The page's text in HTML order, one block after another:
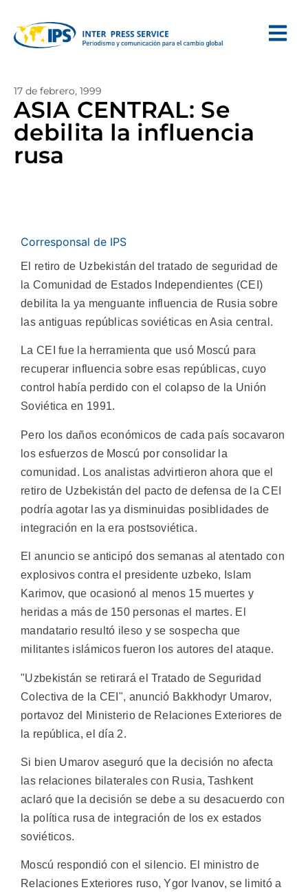
17 de febrero, 1999
ASIA CENTRAL: Se
debilita la influencia
rusa
Corresponsal de IPS
El retiro de Uzbekistán del tratado de seguridad de
la Comunidad de Estados Independientes (CEI)
debilita la ya menguante influencia de Rusia sobre
las antiguas repúblicas soviéticas en Asia central.
La CEI fue la herramienta que usó Moscú para
recuperar influencia sobre esas repúblicas, cuyo
control había perdido con el colapso de la Unión
Soviética en 1991.
Pero los daños económicos de cada país socavaron
los esfuerzos de Moscú por consolidar la
comunidad. Los analistas advirtieron ahora que el
retiro de Uzbekistán del pacto de defensa de la CEI
podría agotar las ya disminuidas posiblidades de
integración en la era postsoviética.
El anuncio se anticipó dos semanas al atentado con
explosivos contra el presidente uzbeko, Islam
Karimov, que ocasionó al menos 15 muertes y
heridas a más de 150 personas el martes. El
mandatario resultó ileso y se sospecha que
militantes islámicos fueron los autores del ataque.
"Uzbekistán se retirará el Tratado de Seguridad
Colectiva de la CEI", anunció Bakkhodyr Umarov,
portavoz del Ministerio de Relaciones Exteriores de
la república, el día 2.
Si bien Umarov aseguró que la decisión no afecta
las relaciones bilaterales con Rusia, Tashkent
aclaró que la decisión se debe a su desacuerdo con
la política rusa de integración de los ex estados
soviéticos.
Moscú respondió con el silencio. El ministro de
Relaciones Exteriores ruso, Ygor Ivanov, se limitó a